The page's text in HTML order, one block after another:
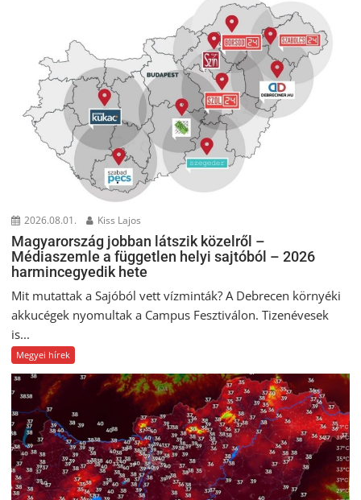
2026.08.01. Kiss Lajos
Magyarország jobban látszik közelről –
Médiaszemle a független helyi sajtóból – 2026
harmincegyedik hete
Mit mutattak a Sajóból vett vízminták? A Debrecen környéki
akkucégek nyomultak a Campus Fesztiválon. Tizenévesek
is...
Megyei hírek